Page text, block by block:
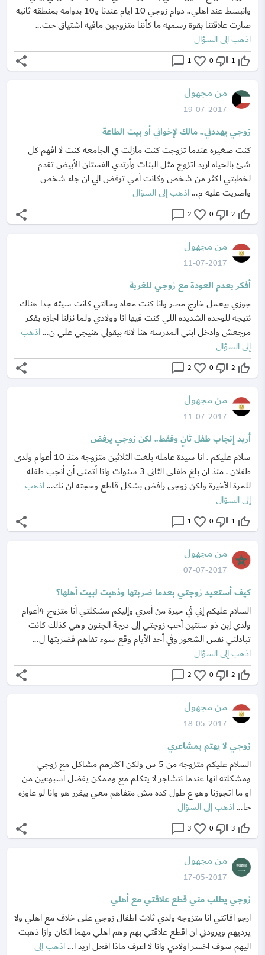
وانبسط عند اهلي.. دوام زوجي 10 ايام عندنا و10 بدوامه بمنطقه ثانيه
صارت علاقتنا بقوة رسميه ما كأننا متزوجين مافيه اشتياق حت...
اذهب إلى السؤال
thumb_up_off_alt
1
thumb_down_off_alt
0
favorite_border
1
chat_bubble_outline
share
من مجهول
19-07-2017
زوجي يهددني.. مالك لإخواني أو بيت الطاعة
كنت صغيره عندما تزوجت كنت مازلت في الجامعه كنت لا افهم كل
شئ بالحياه اريد اتزوج مثل البنات وأرتدي الفستان الأبيض تقدم
لخطبتي اكثر من شخص وكانت أمي ترفض الي ان جاء شخص
واصريت عليه م...اذهب إلى السؤال
thumb_up_off_alt
2
thumb_down_off_alt
0
favorite_border
2
chat_bubble_outline
share
من مجهول
11-07-2017
أفكر بعدم العودة مع زوجي للغربة
جوزي بيعمل خارج مصر وانا كنت معاه وحالتي كانت سيئه جدا هناك
نتيجه للوحده الشديده اللي كنت فيها انا وولادي ولما نزلنا اجازه بفكر
مرجعش وادخل ابني المدرسه هنا لانه بيقولي هنيجي علي ن...اذهب
إلى السؤال
thumb_up_off_alt
2
thumb_down_off_alt
0
favorite_border
2
chat_bubble_outline
share
من مجهول
11-07-2017
أريد إنجاب طفل ثانٍ وفقط.. لكن زوجي يرفض
سلام عليكم . انا سيدة عامله بلغت الثلاثين متزوجه منذ 10 أعوام ولدى
طفلان . منذ ان بلغ طفلى الثانى 3 سنوات وانا أتمنى أن أنجب طفله
للمرة الأخيرة ولكن زوجى رافض بشكل قاطع وحجته ان نك...اذهب
إلى السؤال
thumb_up_off_alt
1
thumb_down_off_alt
0
favorite_border
1
chat_bubble_outline
share
من مجهول
07-07-2017
كيف أستعيد زوجتي بعدما ضربتها وذهبت لبيت أهلها؟
السلام عليكم إني في حيرة من أمري وإليكم مشكلتي أنا متزوج 4أعوام
ولدي إبن ذو سنتين أحب زوجتي إلى درجة الجنون وهي كذلك كانت
تبادلني نفس الشعور وفي أحد الأيام وقع سوء تفاهم فضربتها ل...
اذهب إلى السؤال
thumb_up_off_alt
2
thumb_down_off_alt
0
favorite_border
2
chat_bubble_outline
share
من مجهول
18-05-2017
زوجي لا يهتم بمشاعري
السلام عليكم متزوجه من 5 س ولكن اكثرهم مشاكل مع زوجي
ومشكلته انها عندما نتشاجر لا يتكلم مع وممكن يفضل اسبوعين من
او ما اتجوزنا وهو ع طول كده مش متفاهم معي بيقرر هو وانا لو عاوزه
حا...اذهب إلى السؤال
thumb_up_off_alt
3
thumb_down_off_alt
0
favorite_border
3
chat_bubble_outline
share
من مجهول
17-05-2017
زوجي يطلب مني قطع علاقتي مع أهلي
ارجو افاتتي انا متزوجه ولدي ثلاث اطفال زوجي على خلاف مع اهلي ولا
يرديهم ويرودني ان اقطع علاقتي بهم وهم اهلي مهما الكان وازا ذهبت
اليهم سوف اخسر اولادي وانا لا اعرف ماذا افعل اريد ا...اذهب إلى